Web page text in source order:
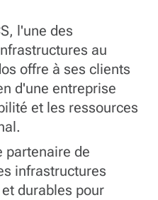
l'une des
au
offre à ses clients
d'une entreprise
et les ressources
partenaire de
infrastructures
durables pour